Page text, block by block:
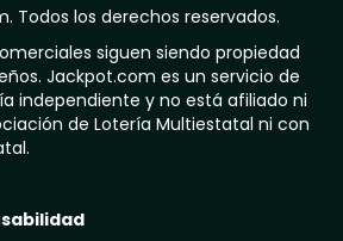
Todos los derechos reservados.
siguen siendo propiedad
Jackpot.com es un servicio de
independiente y no está afiliado ni
de Lotería Multiestatal ni con